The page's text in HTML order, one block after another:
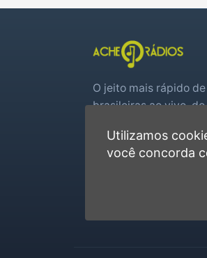
O jeito mais rápido
brasileiras ao vivo,
real.Utilizamos
você concorda